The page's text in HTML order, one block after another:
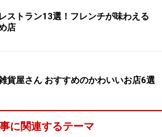
つこく声をかけてくるので難しい
合わせすぎず適当にあしらうのが
味がない場合はキッパリと「No
（ノンメルシー）」と断ってく
ェも集まっています。テラスで広
ランチをしてゆっくりとした時間
ストラン13選！フレンチが味わえる
店
貨屋さん おすすめのかわいいお店6選
に関連するテーマ